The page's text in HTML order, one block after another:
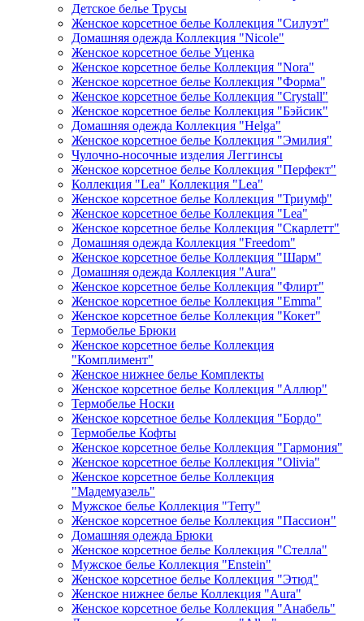
Детское белье Трусы
Женское корсетное белье Коллекция "Силуэт"
Домашняя одежда Коллекция "Nicole"
Женское корсетное белье Уценка
Женское корсетное белье Коллекция "Nora"
Женское корсетное белье Коллекция "Форма"
Женское корсетное белье Коллекция "Crystall"
Женское корсетное белье Коллекция "Бэйсик"
Домашняя одежда Коллекция "Helga"
Женское корсетное белье Коллекция "Эмилия"
Чулочно-носочные изделия Леггинсы
Женское корсетное белье Коллекция "Перфект"
Коллекция "Lea" Коллекция "Lea"
Женское корсетное белье Коллекция "Триумф"
Женское корсетное белье Коллекция "Lea"
Женское корсетное белье Коллекция "Скарлетт"
Домашняя одежда Коллекция "Freedom"
Женское корсетное белье Коллекция "Шарм"
Домашняя одежда Коллекция "Aura"
Женское корсетное белье Коллекция "Флирт"
Женское корсетное белье Коллекция "Emma"
Женское корсетное белье Коллекция "Кокет"
Термобелье Брюки
Женское корсетное белье Коллекция
"Комплимент"
Женское нижнее белье Комплекты
Женское корсетное белье Коллекция "Аллюр"
Термобелье Носки
Женское корсетное белье Коллекция "Бордо"
Термобелье Кофты
Женское корсетное белье Коллекция "Гармония"
Женское корсетное белье Коллекция "Olivia"
Женское корсетное белье Коллекция
"Мадемуазель"
Мужское белье Коллекция "Terry"
Женское корсетное белье Коллекция "Пассион"
Домашняя одежда Брюки
Женское корсетное белье Коллекция "Стелла"
Мужское белье Коллекция "Enstein"
Женское корсетное белье Коллекция "Этюд"
Женское нижнее белье Коллекция "Aura"
Женское корсетное белье Коллекция "Анабель"